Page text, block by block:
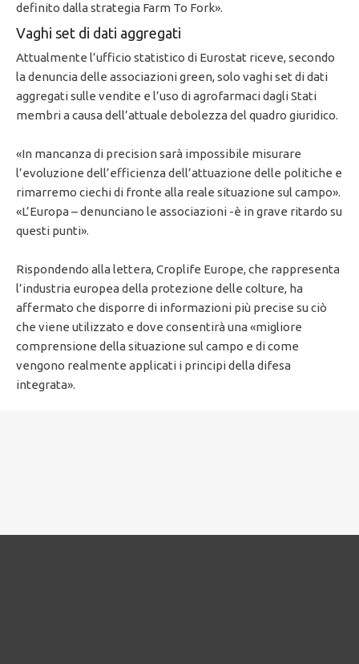
definito dalla strategia Farm To Fork».
Vaghi set di dati aggregati
Attualmente l’ufficio statistico di Eurostat riceve, secondo
la denuncia delle associazioni green, solo vaghi set di dati
aggregati sulle vendite e l’uso di agrofarmaci dagli Stati
membri a causa dell’attuale debolezza del quadro giuridico.
«In mancanza di precision sarà impossibile misurare
l’evoluzione dell’efficienza dell’attuazione delle politiche e
rimarremo ciechi di fronte alla reale situazione sul campo».
«L’Europa – denunciano le associazioni -è in grave ritardo su
questi punti».
Rispondendo alla lettera, Croplife Europe, che rappresenta
l’industria europea della protezione delle colture, ha
affermato che disporre di informazioni più precise su ciò
che viene utilizzato e dove consentirà una «migliore
comprensione della situazione sul campo e di come
vengono realmente applicati i principi della difesa
integrata».